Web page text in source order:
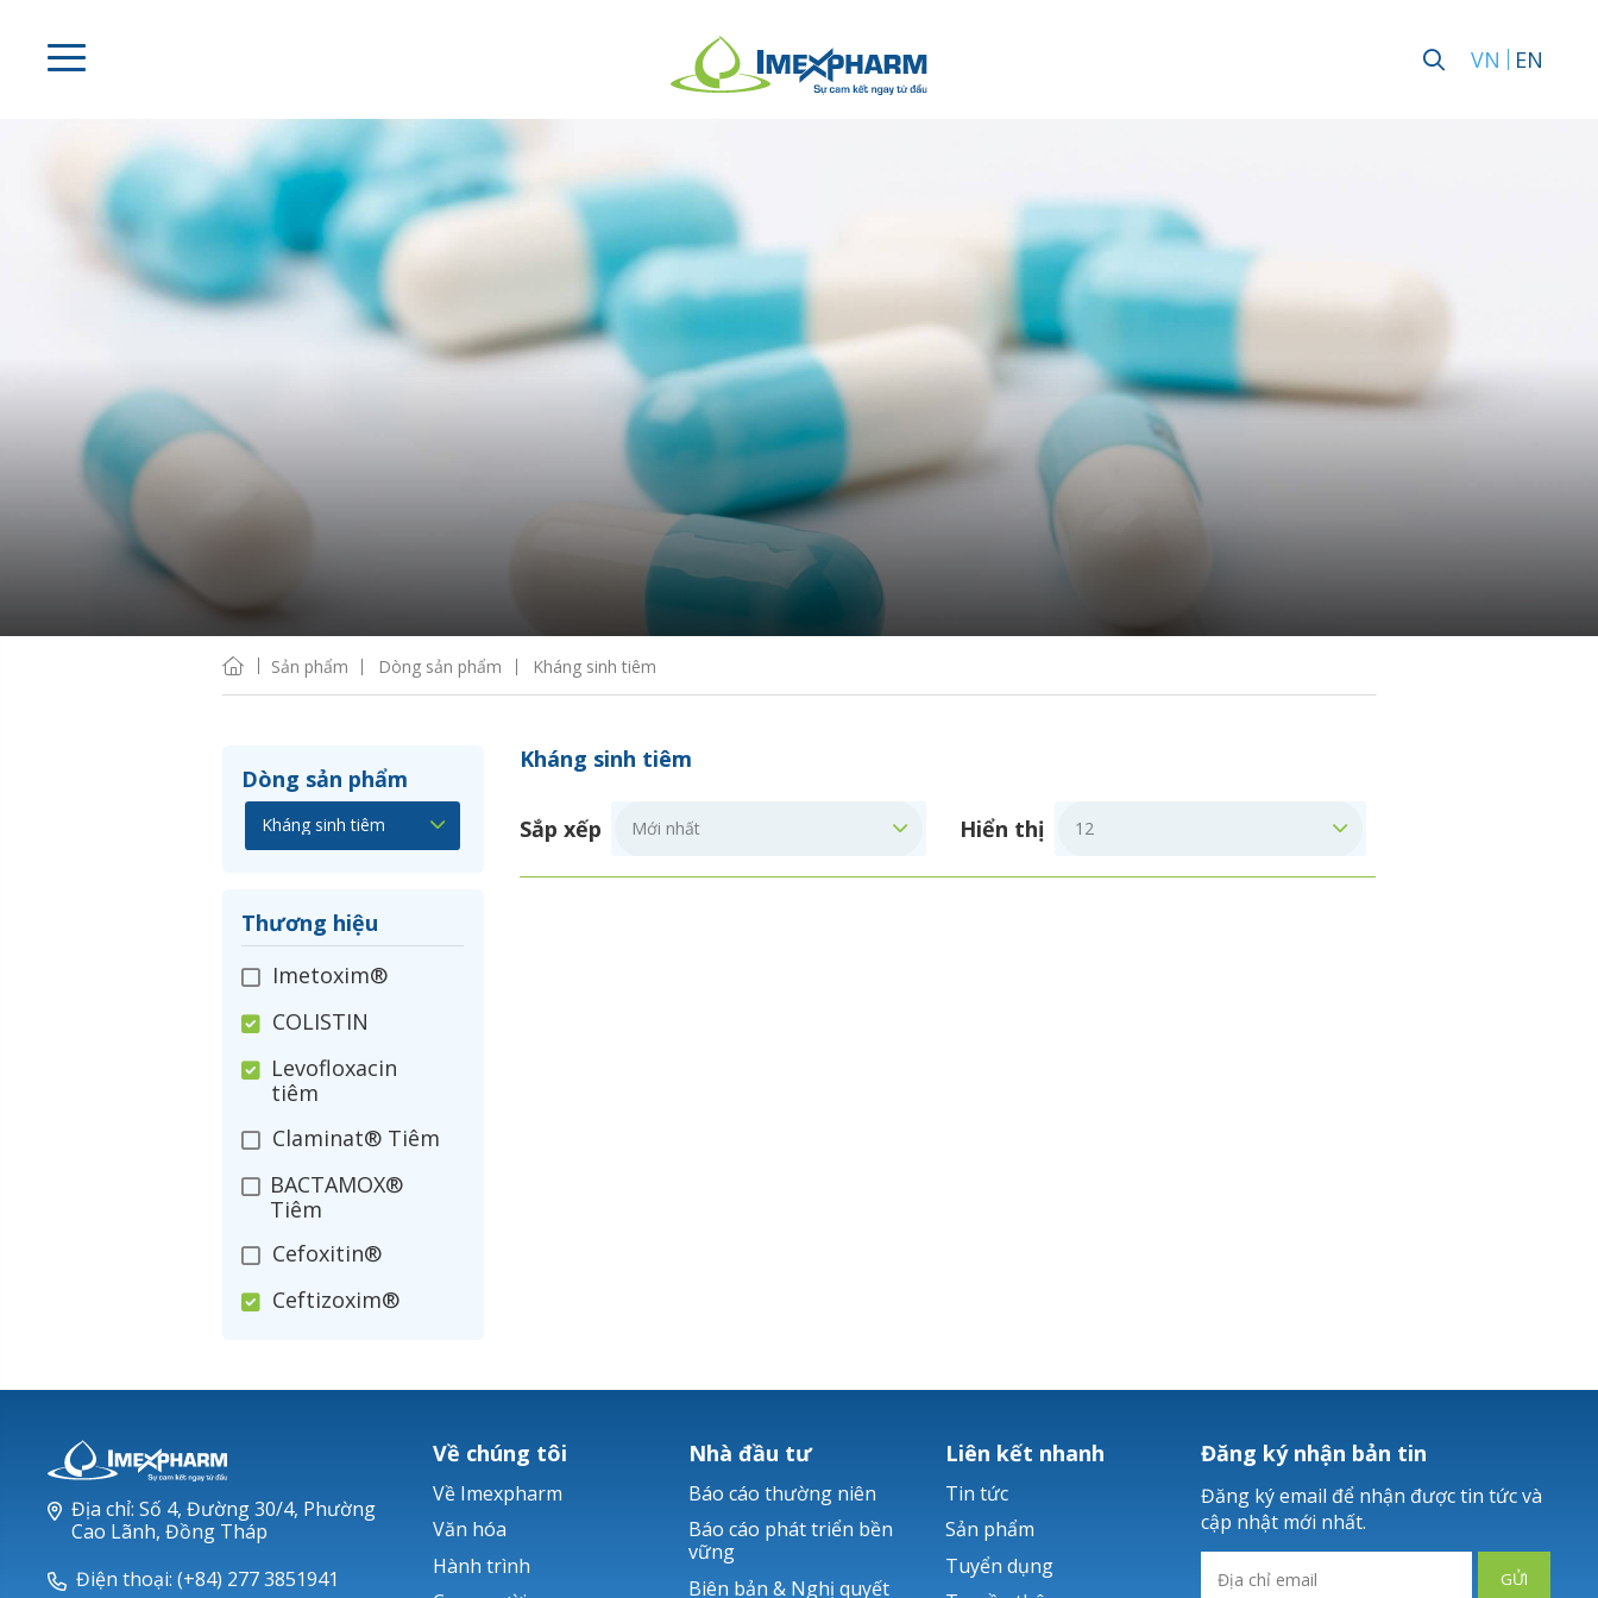
VN EN
Sản phẩm Dòng sản phẩm Kháng sinh tiêm
Dòng sản phẩm
Thương hiệu
Imetoxim®
COLISTIN
Levofloxacin
tiêm
Claminat® Tiêm
BACTAMOX®
Tiêm
Cefoxitin®
Ceftizoxim®
Nerusyn®
Ticarlinat®
Zobacta®
Kháng sinh tiêm
Sắp xếp Hiển thị
Địa chỉ: Số 4, Đường 30/4, Phường
Cao Lãnh, Đồng Tháp
Điện thoại: (+84) 277 3851941
Về chúng tôi
Về Imexpharm
Văn hóa
Hành trình
Nhà đầu tư
Báo cáo thường niên
Báo cáo phát triển bền
vững
Biên bản & Nghị quyết
Liên kết nhanh
Tin tức
Sản phẩm
Tuyển dụng
Đăng ký nhận bản tin
Đăng ký email để nhận được tin tức và
cập nhật mới nhất.
GỬI